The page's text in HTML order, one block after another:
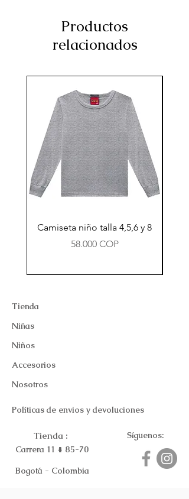
Productos
relacionados
Camiseta niño talla 4,5,6 y 8
Precio
58.000 COP
Tienda
Niñas
Niños
Accesorios
Nosotros
Políticas de envios y devoluciones
Tienda :
Carrera 11 # 85-70
Bogotá - Colombia
Síguenos: